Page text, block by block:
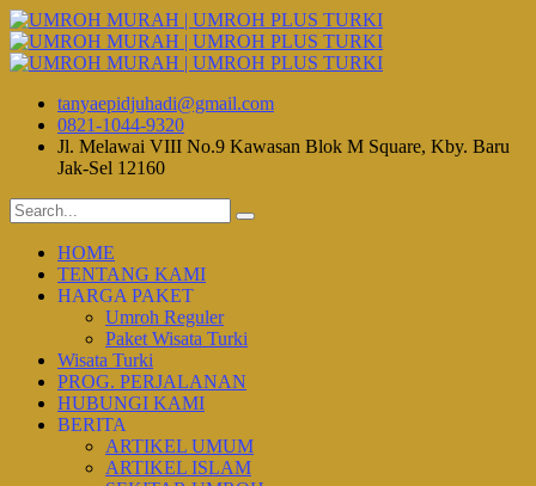
tanyaepidjuhadi@gmail.com
0821-1044-9320
Jl. Melawai VIII No.9 Kawasan Blok M Square, Kby. Baru
Jak-Sel 12160
HOME
TENTANG KAMI
HARGA PAKET
Umroh Reguler
Paket Wisata Turki
Wisata Turki
PROG. PERJALANAN
HUBUNGI KAMI
BERITA
ARTIKEL UMUM
ARTIKEL ISLAM